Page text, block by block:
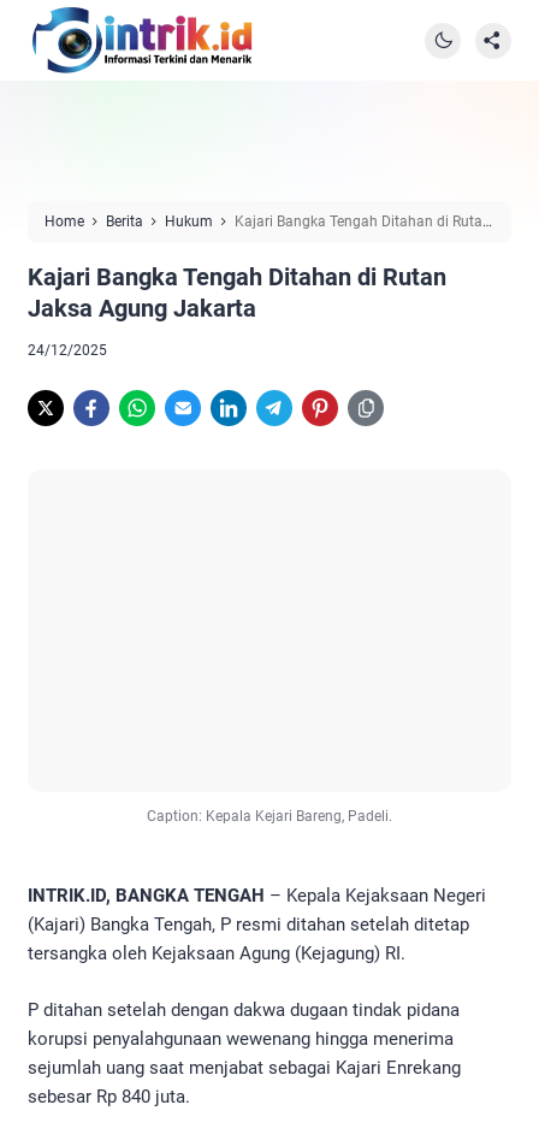
Home Berita Hukum
Kajari Bangka Tengah Ditahan di Rutan
Kajari Bangka Tengah Ditahan di Rutan
Jaksa Agung Jakarta
24/12/2025
Caption: Kepala Kejari Bareng, Padeli.
INTRIK.ID, BANGKA TENGAH – Kepala Kejaksaan Negeri
(Kajari) Bangka Tengah, P resmi ditahan setelah ditetap
tersangka oleh Kejaksaan Agung (Kejagung) RI.
P ditahan setelah dengan dakwa dugaan tindak pidana
korupsi penyalahgunaan wewenang hingga menerima
sejumlah uang saat menjabat sebagai Kajari Enrekang
sebesar Rp 840 juta.